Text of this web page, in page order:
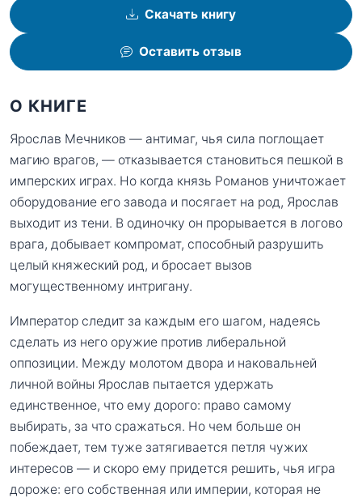
Скачать книгу
Оставить отзыв
О КНИГЕ
Ярослав Мечников — антимаг, чья сила поглощает
магию врагов, — отказывается становиться пешкой в
имперских играх. Но когда князь Романов уничтожает
оборудование его завода и посягает на род, Ярослав
выходит из тени. В одиночку он прорывается в логово
врага, добывает компромат, способный разрушить
целый княжеский род, и бросает вызов
могущественному интригану.
Император следит за каждым его шагом, надеясь
сделать из него оружие против либеральной
оппозиции. Между молотом двора и наковальней
личной войны Ярослав пытается удержать
единственное, что ему дорого: право самому
выбирать, за что сражаться. Но чем больше он
побеждает, тем туже затягивается петля чужих
интересов — и скоро ему придется решить, чья игра
дороже: его собственная или империи, которая не